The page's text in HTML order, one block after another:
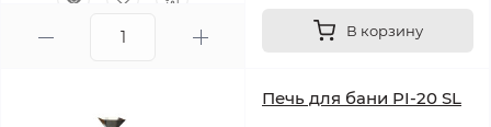
В корзину
Печь для бани PI-20 SL